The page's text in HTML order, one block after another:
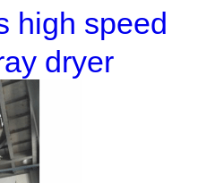
high speed
dryer